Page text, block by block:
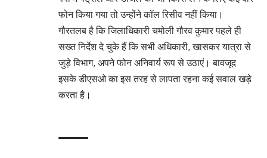
फोन किया गया तो उन्होंने कॉल रिसीव नहीं किया।
गौरतलब है कि जिलाधिकारी चमोली गौरव कुमार पहले ही
सख्त निर्देश दे चुके हैं कि सभी अधिकारी, खासकर यात्रा से
जुड़े विभाग, अपने फोन अनिवार्य रूप से उठाएं। बावजूद
इसके डीएसओ का इस तरह से लापता रहना कई सवाल खड़े
करता है।